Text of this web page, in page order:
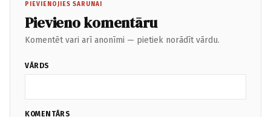
PIEVIENOJIES SARUNAI
Pievieno komentāru
Komentēt vari arī anonīmi — pietiek norādīt vārdu.
VĀRDS
KOMENTĀRS